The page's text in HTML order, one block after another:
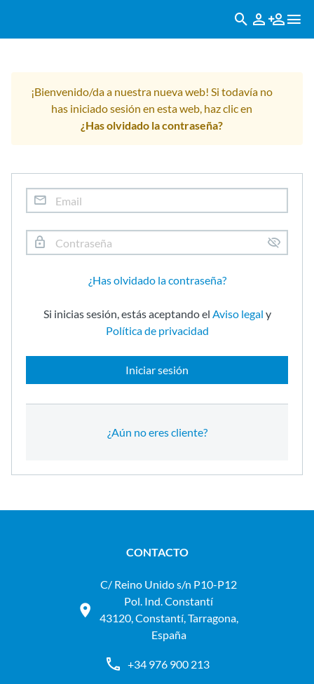
¡Bienvenido/da a nuestra nueva web! Si todavía no
has iniciado sesión en esta web, haz clic en
¿Has olvidado la contraseña?
¿Has olvidado la contraseña?
Si inicias sesión, estás aceptando el Aviso legal y
Política de privacidad
Iniciar sesión
¿Aún no eres cliente?
CONTACTO
C/ Reino Unido s/n P10-P12
Pol. Ind. Constantí
43120, Constantí, Tarragona,
España
+34 976 900 213